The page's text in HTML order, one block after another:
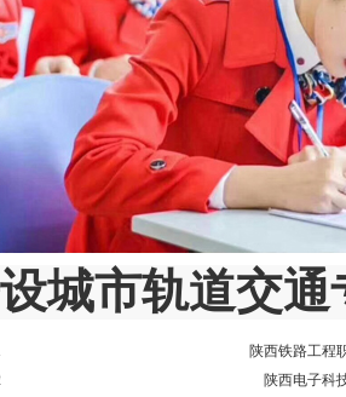
市轨道交通
陕西铁路工程
陕西电子科